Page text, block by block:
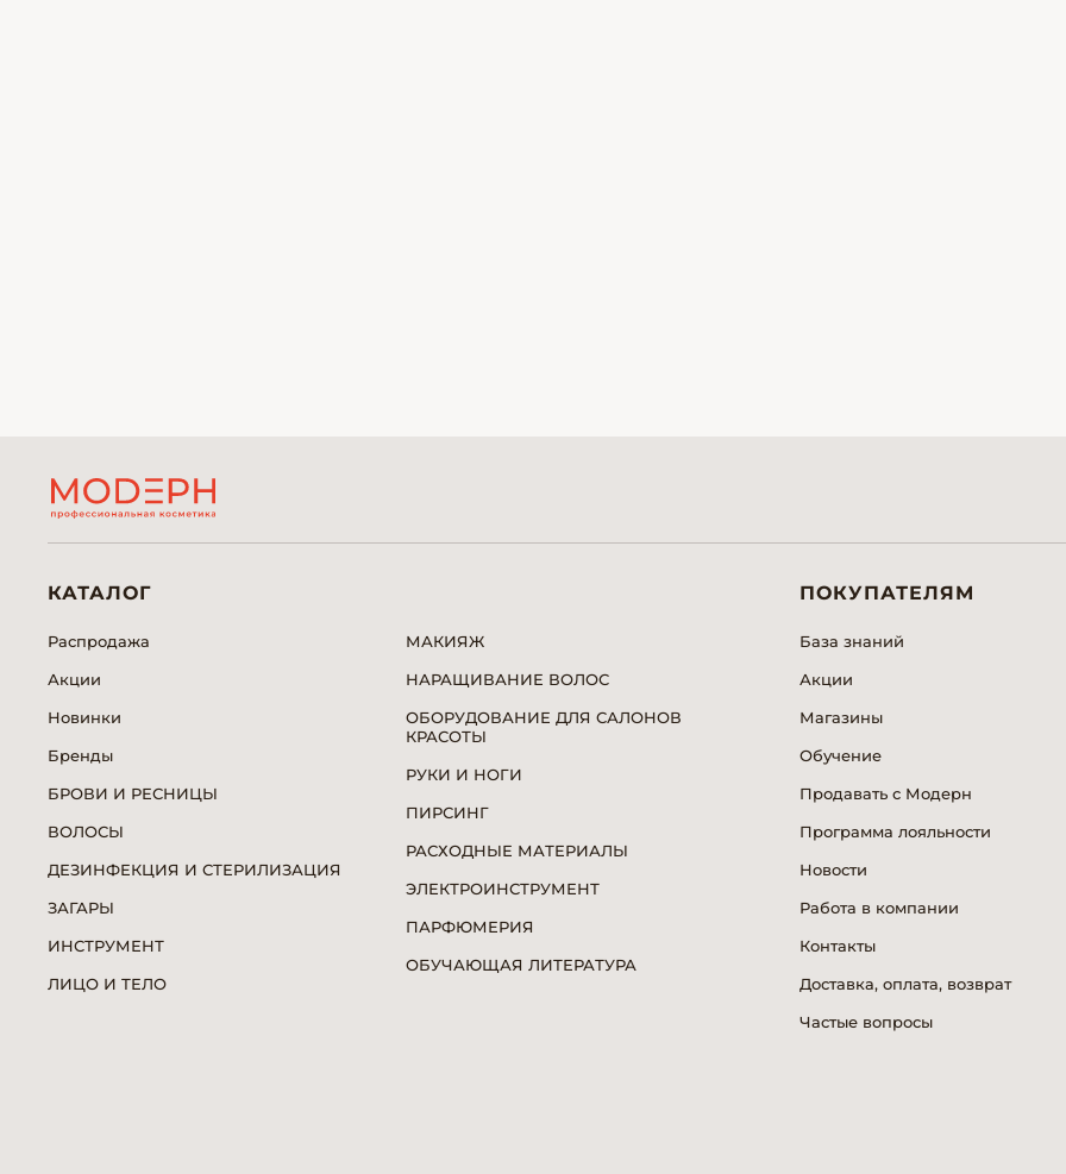
КАТАЛОГ
Распродажа
Акции
Новинки
Бренды
БРОВИ И РЕСНИЦЫ
ВОЛОСЫ
ДЕЗИНФЕКЦИЯ И СТЕРИЛИЗАЦИЯ
ЗАГАРЫ
ИНСТРУМЕНТ
ЛИЦО И ТЕЛО
МАКИЯЖ
НАРАЩИВАНИЕ ВОЛОС
ОБОРУДОВАНИЕ ДЛЯ САЛОНОВ
КРАСОТЫ
РУКИ И НОГИ
ПИРСИНГ
РАСХОДНЫЕ МАТЕРИАЛЫ
ЭЛЕКТРОИНСТРУМЕНТ
ПАРФЮМЕРИЯ
ОБУЧАЮЩАЯ ЛИТЕРАТУРА
ПОКУПАТЕЛЯМ
База знаний
Акции
Магазины
Обучение
Продавать с Модерн
Программа лояльности
Новости
Работа в компании
Контакты
Доставка, оплата, возврат
Частые вопросы